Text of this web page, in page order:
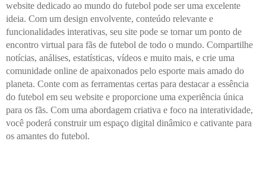
website dedicado ao mundo do futebol pode ser uma excelente
ideia. Com um design envolvente, conteúdo relevante e
funcionalidades interativas, seu site pode se tornar um ponto de
encontro virtual para fãs de futebol de todo o mundo. Compartilhe
notícias, análises, estatísticas, vídeos e muito mais, e crie uma
comunidade online de apaixonados pelo esporte mais amado do
planeta. Conte com as ferramentas certas para destacar a essência
do futebol em seu website e proporcione uma experiência única
para os fãs. Com uma abordagem criativa e foco na interatividade,
você poderá construir um espaço digital dinâmico e cativante para
os amantes do futebol.